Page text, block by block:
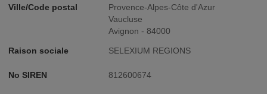
Ville/Code postal
Provence-Alpes-Côte d'Azur
Vaucluse
Avignon - 84000
Raison sociale SELEXIUM REGIONS
No SIREN 812600674